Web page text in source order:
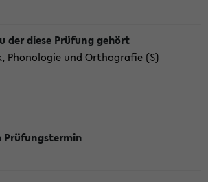
Phonologie und Orthografie (S)